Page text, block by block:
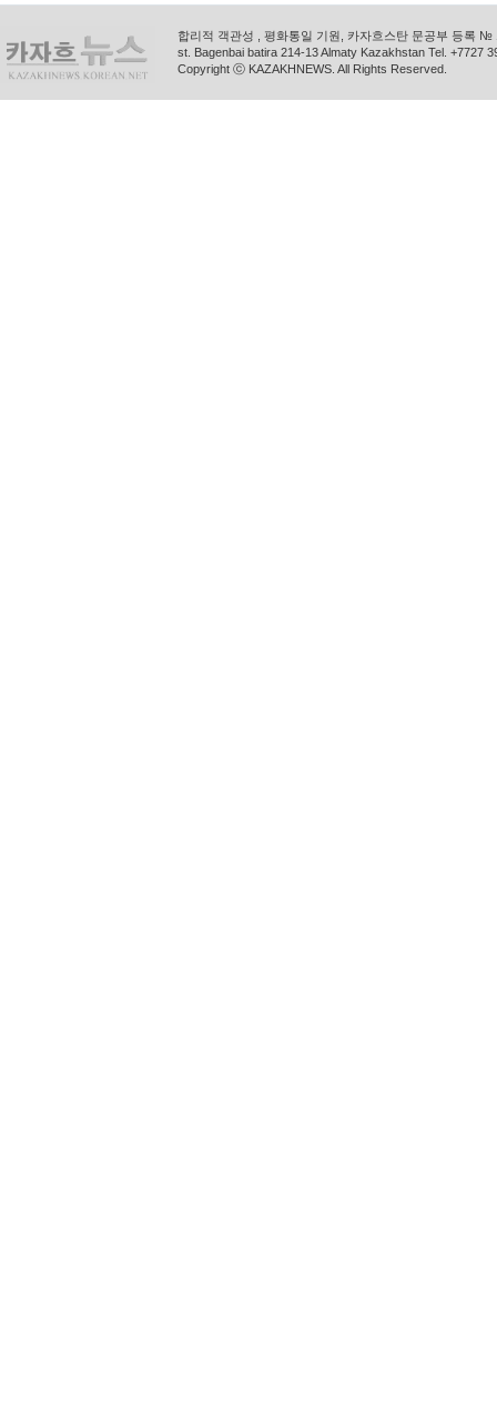
합리적 객관성 , 평화통일 기원, 카자흐스탄 문공부 등록
st. Bagenbai batira 214-13 Almaty Kazakhstan Tel. +7727
Copyright ⓒ KAZAKHNEWS. All Rights Reserved.